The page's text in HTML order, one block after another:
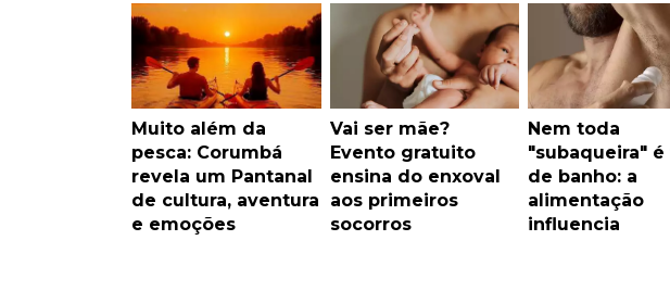
Muito além da
pesca: Corumbá
revela um Pantanal
de cultura, aventura
e emoções
Vai ser mãe?
Evento gratuito
ensina do enxoval
aos primeiros
socorros
Nem toda
"subaqueira" é
de banho: a
alimentação
influencia